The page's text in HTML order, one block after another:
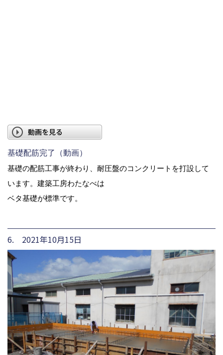
基礎配筋完了（動画）
基礎の配筋工事が終わり、耐圧盤のコンクリートを打設して
います。建築工房わたなべは
ベタ基礎が標準です。
6. 2021年10月15日